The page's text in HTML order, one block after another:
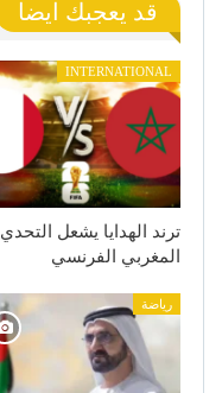
قد يعجبك ايضا
INTERNATIONAL
ترند الهدايا يشعل التحدي
المغربي الفرنسي
رياضة